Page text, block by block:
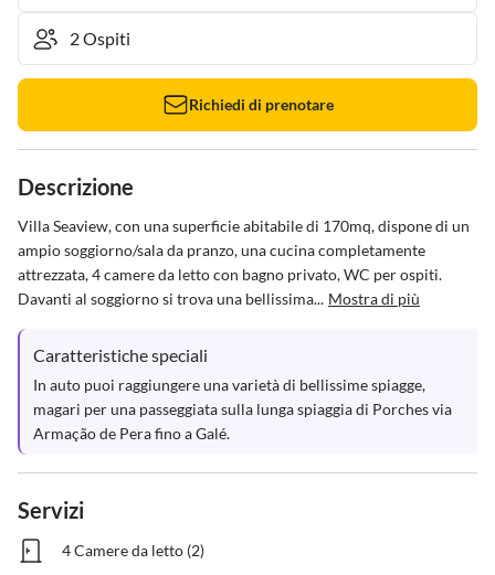
Richiedi di prenotare
Descrizione
Villa Seaview, con una superficie abitabile di 170mq, dispone di un
ampio soggiorno/sala da pranzo, una cucina completamente
attrezzata, 4 camere da letto con bagno privato, WC per ospiti.
Davanti al soggiorno si trova una bellissima... Mostra di più
Caratteristiche speciali
In auto puoi raggiungere una varietà di bellissime spiagge,
magari per una passeggiata sulla lunga spiaggia di Porches via
Armação de Pera fino a Galé.
Servizi
4 Camere da letto (2)